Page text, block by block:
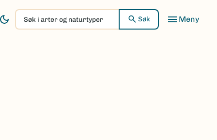
Søk
i
arter
Søk